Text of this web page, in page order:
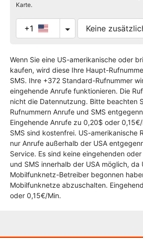
Karte.
+1
Wenn Sie eine US-amerikanische oder
kaufen, wird diese Ihre Haupt-
SMS. Ihre +372 Standard-Rufnummer
eingehende Anrufe funktionieren. Die
nicht die Datennutzung. Bitte beachten
Rufnummern Anrufe und SMS
Eingehende Anrufe zu 0,20$ oder
SMS sind kostenfrei. US-amerikanische
nur Anrufe außerhalb der USA
Service. Es sind keine eingehenden
und SMS innerhalb der USA möglich, da
Mobilfunknetz-Betreiber begonnen
Mobilfunknetze abzuschalten.
oder 0,15€/Min.